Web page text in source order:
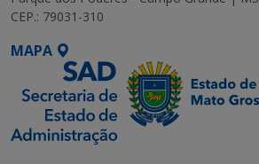
CEP.: 79031-310
MAPA